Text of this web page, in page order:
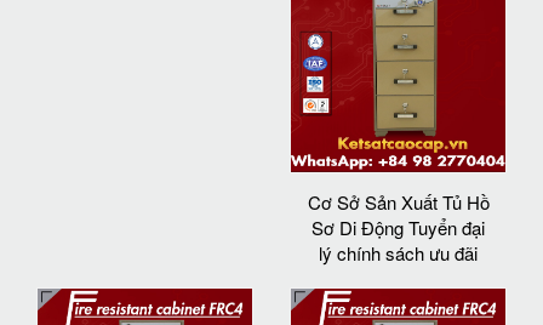
Cơ Sở Sản Xuất Tủ Hồ
Sơ Di Động Tuyển đại
lý chính sách ưu đãi